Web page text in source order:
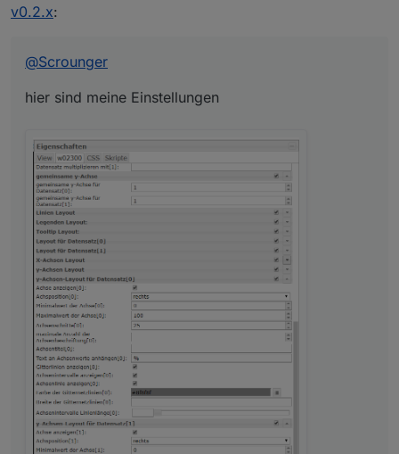
v0.2.x:
@Scrounger
hier sind meine Einstellungen